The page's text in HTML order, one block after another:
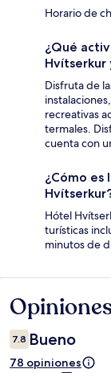
Horario de
¿Qué
Hvítserkur
Disfruta de
recreativas
termales.
cuenta con
¿Cómo es
Hótel
turísticas
minutos de
Opiniones
7.8 Bueno
78 opiniones